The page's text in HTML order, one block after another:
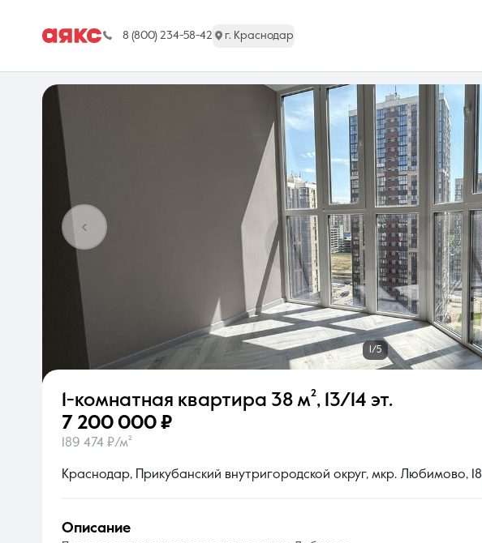
8 (800) 234-58-42 г. Краснодар
О компании
1/5
1-комнатная квартира 38 м², 13/14 эт.
7 200 000 ₽
189 474 ₽/м²
Краснодар, Прикубанский внутригородской округ, мкр. Любимово, 18
описание